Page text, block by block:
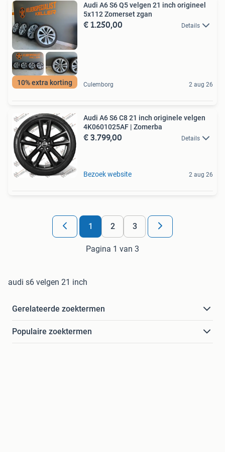
10% extra korting
Audi A6 S6 Q5 velgen 21 inch origineel
5x112 Zomerset zgan
€ 1.250,00 Details
Culemborg 2 aug 26
Audi A6 S6 C8 21 inch originele velgen
4K0601025AF | Zomerba
€ 3.799,00 Details
Bezoek website 2 aug 26
1 2 3
Pagina 1 van 3
audi s6 velgen 21 inch
Gerelateerde zoektermen
Populaire zoektermen